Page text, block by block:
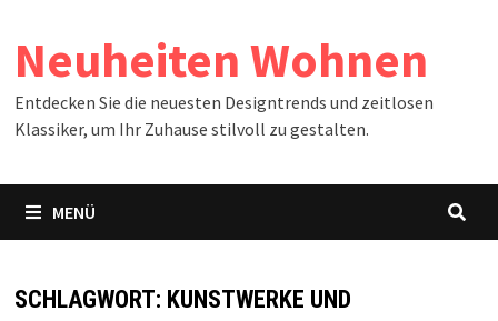
Inhalt
springen
Neuheiten Wohnen
Entdecken Sie die neuesten Designtrends und zeitlosen
Klassiker, um Ihr Zuhause stilvoll zu gestalten.
MENÜ
SCHLAGWORT: KUNSTWERKE UND